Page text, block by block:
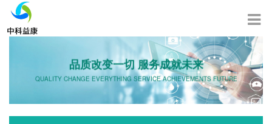
品质改变一切 服务成就未来
QUALITY CHANGE EVERYTHING SERVICE ACHIEVEMENTS FUTURE